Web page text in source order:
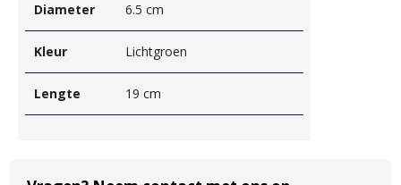
Diameter 6.5 cm
Kleur Lichtgroen
Lengte 19 cm